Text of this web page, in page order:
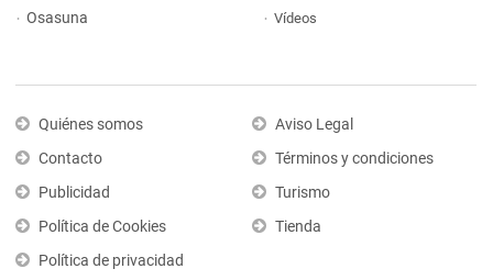
Osasuna
Vídeos
Quiénes somos
Contacto
Publicidad
Política de Cookies
Política de privacidad
Aviso Legal
Términos y condiciones
Turismo
Tienda